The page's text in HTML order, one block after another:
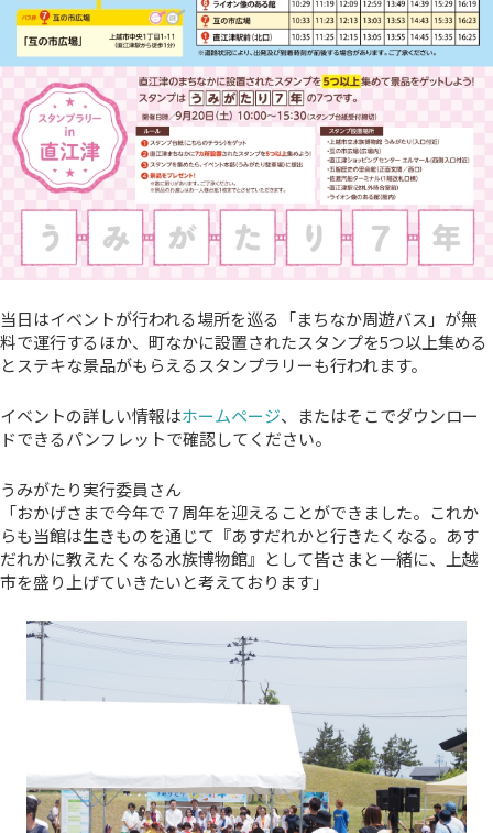
当日はイベントが行われる場所を巡る「まちなか周遊バス」が無
料で運行するほか、町なかに設置されたスタンプを5つ以上集める
とステキな景品がもらえるスタンプラリーも行われます。
イベントの詳しい情報はホームページ、またはそこでダウンロー
ドできるパンフレットで確認してください。
うみがたり実行委員さん
「おかげさまで今年で７周年を迎えることができました。これか
らも当館は生きものを通じて『あすだれかと行きたくなる。あす
だれかに教えたくなる水族博物館』として皆さまと一緒に、上越
市を盛り上げていきたいと考えております」